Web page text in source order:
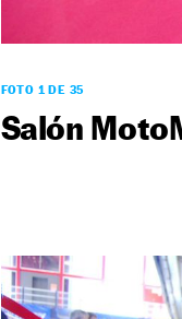
FOTO 1 DE 35
Salón